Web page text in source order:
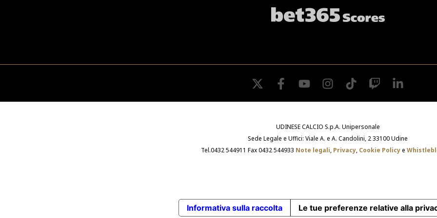
twitter facebookyoutube instagramtiktok twitch
UDINESE CALCIO S.p.A. Unipersonale
Sede Legale e Uffici: Viale A. e A. Candolini, 2 33100 Udine
Tel.0432 544911 Fax 0432 544933 Note legali, Privacy, Cookie Policye
Informativa sulla raccolta Le tue preferenze relative alla